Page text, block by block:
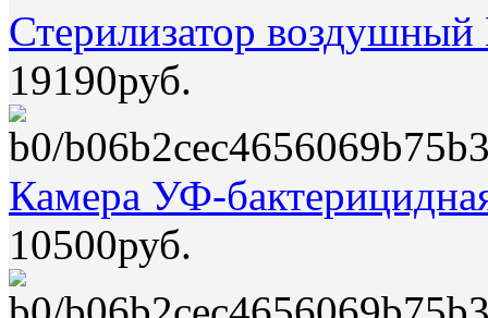
Стерилизатор
19190руб.
Камера УФ-
10500руб.